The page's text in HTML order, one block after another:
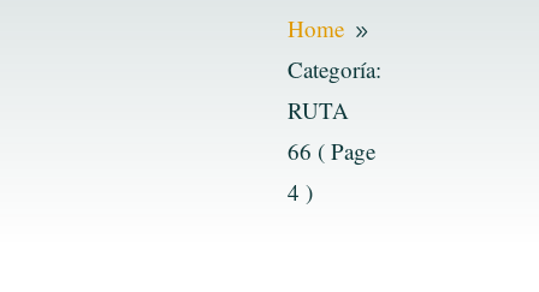
Home 9
Categoría:
RUTA
66 ( Page
4 )